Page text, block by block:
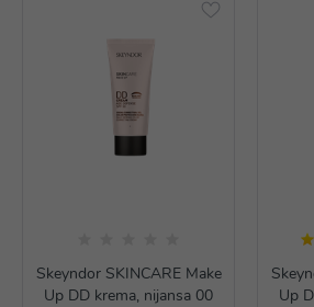
Skeyndor SKINCARE Make
Up DD krema, nijansa 00
Up